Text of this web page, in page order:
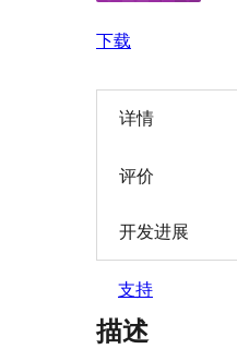
下载
详情
评价
开发进展
支持
描述